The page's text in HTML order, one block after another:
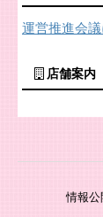
運営推進会
店舗案内
情報